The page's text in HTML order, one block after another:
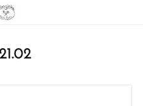
.02